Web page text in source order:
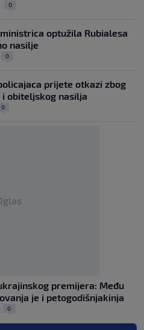
0
optužila Rubialesa
nasilje
0
prijete otkazi zbog
obiteljskog nasilja
0
premijera: Među
je i petogodišnjakinja
0